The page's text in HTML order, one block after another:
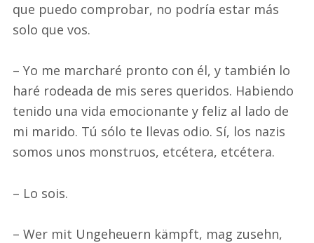
que puedo comprobar, no podría estar más
solo que vos.
– Yo me marcharé pronto con él, y también lo
haré rodeada de mis seres queridos. Habiendo
tenido una vida emocionante y feliz al lado de
mi marido. Tú sólo te llevas odio. Sí, los nazis
somos unos monstruos, etcétera, etcétera.
– Lo sois.
– Wer mit Ungeheuern kämpft, mag zusehn,